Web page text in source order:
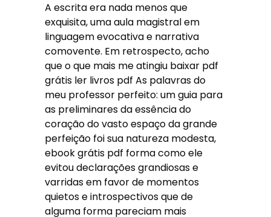
A escrita era nada menos que
exquisita, uma aula magistral em
linguagem evocativa e narrativa
comovente. Em retrospecto, acho
que o que mais me atingiu baixar pdf
grátis ler livros pdf As palavras do
meu professor perfeito: um guia para
as preliminares da essência do
coração do vasto espaço da grande
perfeição foi sua natureza modesta,
ebook grátis pdf forma como ele
evitou declarações grandiosas e
varridas em favor de momentos
quietos e introspectivos que de
alguma forma pareciam mais